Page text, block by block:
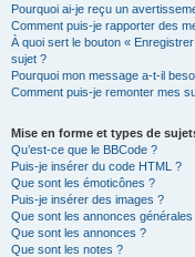
Pourquoi ai-je reçu un
Comment puis-je rapporter des
À quoi sert le bouton «
sujet ?
Pourquoi mon message a-t-il
Comment puis-je remonter mes
Mise en forme et types de
Qu’est-ce que le BBCode ?
Puis-je insérer du code HTML ?
Que sont les émoticônes ?
Puis-je insérer des images ?
Que sont les annonces générales
Que sont les annonces ?
Que sont les notes ?